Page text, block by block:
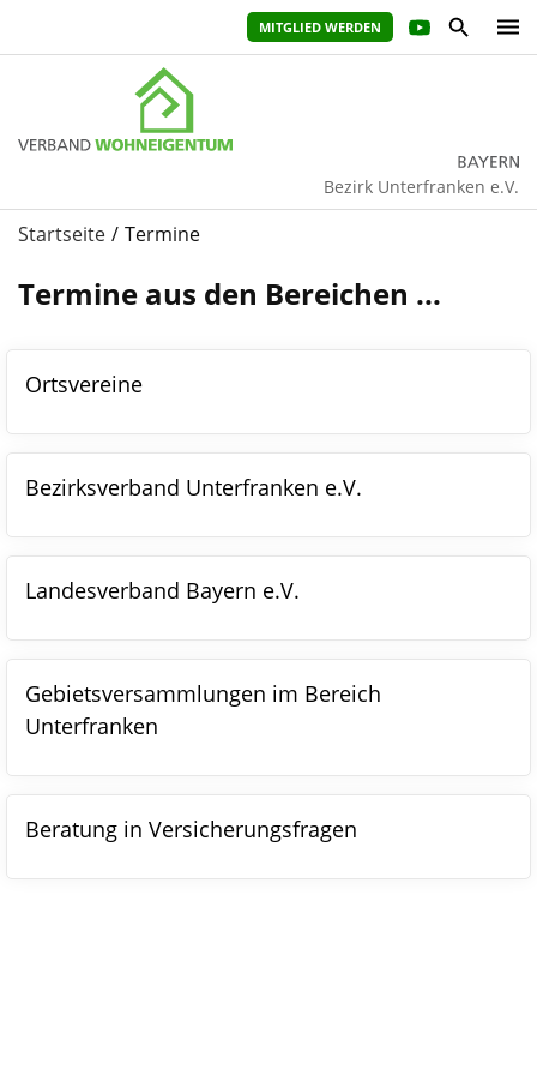
MITGLIED WERDEN
Bezirk Unterfranken e.V.
Startseite Termine
Termine aus den Bereichen ...
Ortsvereine
Bezirksverband Unterfranken e.V.
Landesverband Bayern e.V.
Gebietsversammlungen im Bereich
Unterfranken
Beratung in Versicherungsfragen